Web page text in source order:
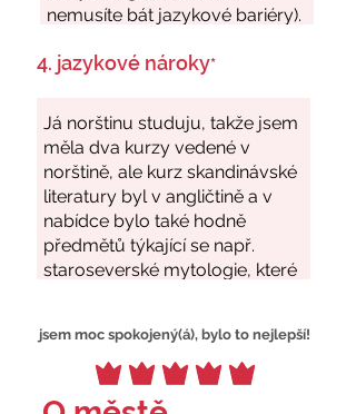
4. jazykové nároky*
jsem moc spokojený(á), bylo to nejlepší!